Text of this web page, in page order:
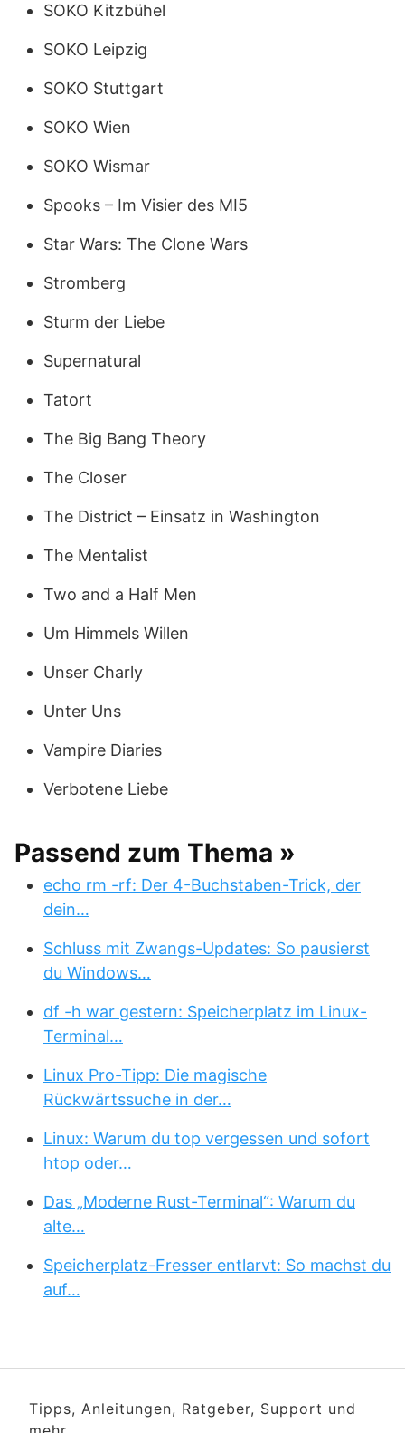
SOKO Kitzbühel
SOKO Leipzig
SOKO Stuttgart
SOKO Wien
SOKO Wismar
Spooks – Im Visier des MI5
Star Wars: The Clone Wars
Stromberg
Sturm der Liebe
Supernatural
Tatort
The Big Bang Theory
The Closer
The District – Einsatz in Washington
The Mentalist
Two and a Half Men
Um Himmels Willen
Unser Charly
Unter Uns
Vampire Diaries
Verbotene Liebe
Passend zum Thema »
echo rm -rf: Der 4-Buchstaben-Trick, der
dein…
Schluss mit Zwangs-Updates: So pausierst
du Windows…
df -h war gestern: Speicherplatz im Linux-
Terminal…
Linux Pro-Tipp: Die magische
Rückwärtssuche in der…
Linux: Warum du top vergessen und sofort
htop oder…
Das „Moderne Rust-Terminal“: Warum du
alte…
Speicherplatz-Fresser entlarvt: So machst du
auf…
Tipps, Anleitungen, Ratgeber, Support und